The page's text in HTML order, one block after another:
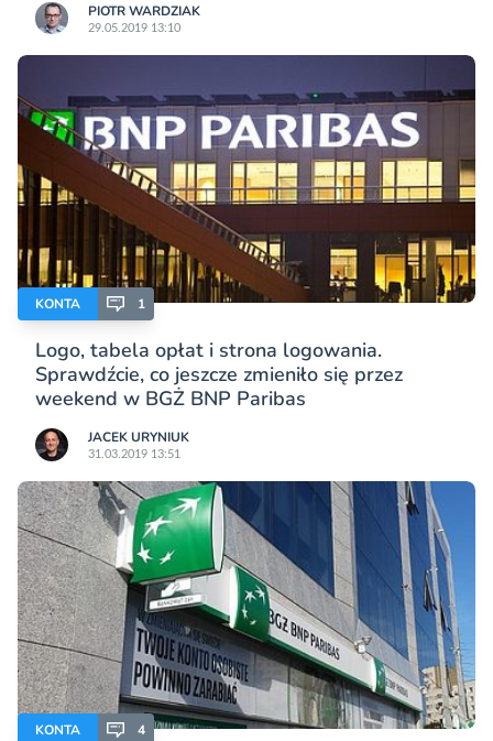
PIOTR WARDZIAK
29.05.2019 13:10
KONTA 1
Logo, tabela opłat i strona logowania.
Sprawdźcie, co jeszcze zmieniło się przez
weekend w BGŻ BNP Paribas
JACEK URYNIUK
31.03.2019 13:51
KONTA 4